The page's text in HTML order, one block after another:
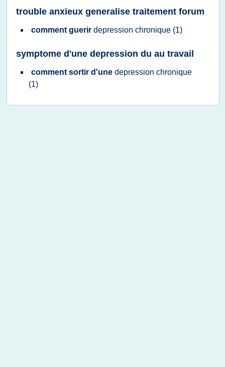
trouble anxieux generalise traitement forum
comment guerir depression chronique (1)
symptome d'une depression du au travail
comment sortir d'une depression chronique
(1)